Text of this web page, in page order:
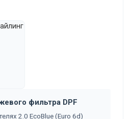
фильтра DPF
2.0 EcoBlue (Euro 6d)